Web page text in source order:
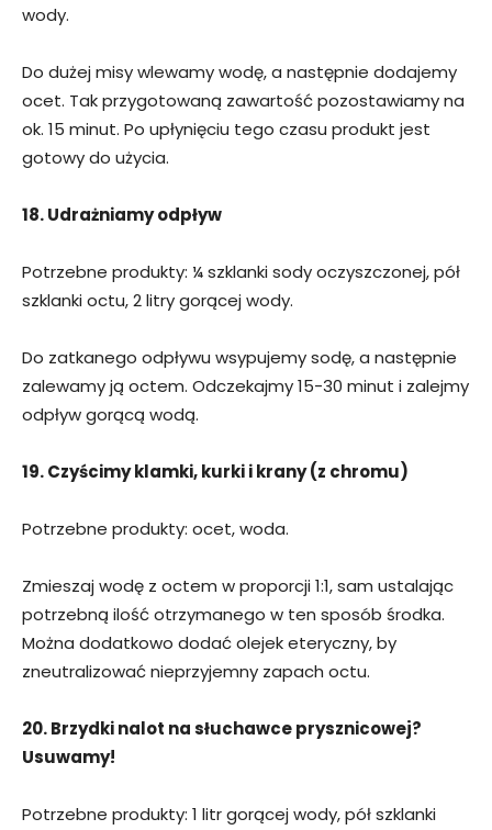
wody.
Do dużej misy wlewamy wodę, a następnie dodajemy
ocet. Tak przygotowaną zawartość pozostawiamy na
ok. 15 minut. Po upłynięciu tego czasu produkt jest
gotowy do użycia.
18. Udrażniamy odpływ
Potrzebne produkty: ¼ szklanki sody oczyszczonej, pół
szklanki octu, 2 litry gorącej wody.
Do zatkanego odpływu wsypujemy sodę, a następnie
zalewamy ją octem. Odczekajmy 15-30 minut i zalejmy
odpływ gorącą wodą.
19. Czyścimy klamki, kurki i krany (z chromu)
Potrzebne produkty: ocet, woda.
Zmieszaj wodę z octem w proporcji 1:1, sam ustalając
potrzebną ilość otrzymanego w ten sposób środka.
Można dodatkowo dodać olejek eteryczny, by
zneutralizować nieprzyjemny zapach octu.
20. Brzydki nalot na słuchawce prysznicowej?
Usuwamy!
Potrzebne produkty: 1 litr gorącej wody, pół szklanki